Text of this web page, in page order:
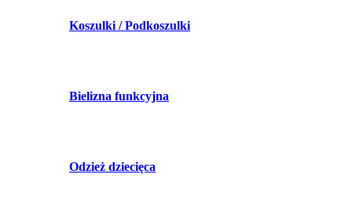
Koszulki / Podkoszulki
Bielizna funkcyjna
Odzież dziecięca